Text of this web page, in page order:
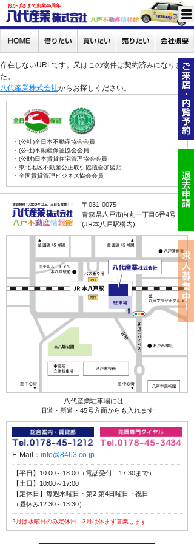
おかげさまで創業46周年
存在しないURLです。又はこの物件は契約済みになりまし
た。
八代産業株式会社からお探しください。
・(公社)全日本不動産協会会員
・(公社)不動産保証協会会員
・(公財)日本賃貸住宅管理協会会員
・東北地区不動産公正取引協議会加盟店
・全国賃貸管理ビジネス協会会員
〒031-0075
青森県八戸市内丸一丁目6番4号
(JR本八戸駅構内)
八代産業駐車場には、
旧道・新道・45号方面からも入れます
E-Mail： info@8463.co.jp
【平日】10:00～18:00（電話受付 17:30まで）
【土日】10:00～17:00
【定休日】毎週水曜日・第2 第4日曜日・祝日
（昼休み12:30～13:30）
2月は水曜日のみ定休日、3月は休まず営業します